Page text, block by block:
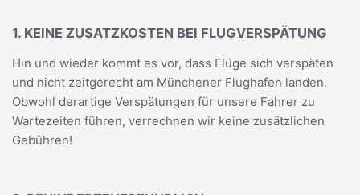
1. KEINE ZUSATZKOSTEN BEI FLUGVERSPÄTUNG
Hin und wieder kommt es vor, dass Flüge sich verspäten
und nicht zeitgerecht am Münchener Flughafen landen.
Obwohl derartige Verspätungen für unsere Fahrer zu
Wartezeiten führen, verrechnen wir keine zusätzlichen
Gebühren!